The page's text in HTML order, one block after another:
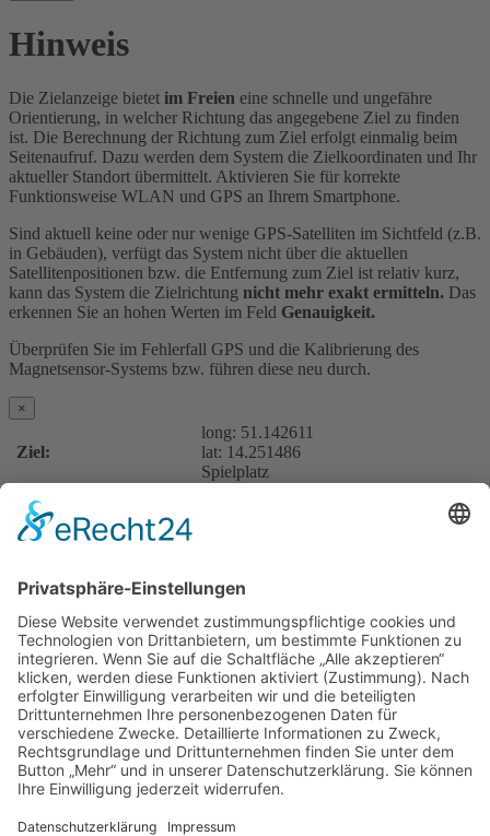
Hinweis
Die Zielanzeige bietet im Freien eine schnelle und ungefähre
Orientierung, in welcher Richtung das angegebene Ziel zu finden
ist. Die Berechnung der Richtung zum Ziel erfolgt einmalig beim
Seitenaufruf. Dazu werden dem System die Zielkoordinaten und Ihr
aktueller Standort übermittelt. Aktivieren Sie für korrekte
Funktionsweise WLAN und GPS an Ihrem Smartphone.
Sind aktuell keine oder nur wenige GPS-Satelliten im Sichtfeld (z.B.
in Gebäuden), verfügt das System nicht über die aktuellen
Satellitenpositionen bzw. die Entfernung zum Ziel ist relativ kurz,
kann das System die Zielrichtung nicht mehr exakt ermitteln. Das
erkennen Sie an hohen Werten im Feld Genauigkeit.
Überprüfen Sie im Fehlerfall GPS und die Kalibrierung des
Magnetsensor-Systems bzw. führen diese neu durch.
×
Ziel:
long: 51.142611
lat: 14.251486
Spielplatz
Erkennung:
Auflösung:
Am Schwarzwasser gelegen, bietet dieser 2011 angelegte
thematische
Raum zum Ausprobieren und Entdecken. Ein
riesiges Stein-Xylophon lädt zum Klangspiel ein. Im Summstein
kann der Besucher laute und leise Töne erzeugen.
Für Kurzentschlossene
Ganz einfach sachsenweit eine Unterkunft finden: Über den Button
unten gelangen Sie direkt zum Buchungsportal der Tourismus
Marketing Gesellschaft Sachsen.